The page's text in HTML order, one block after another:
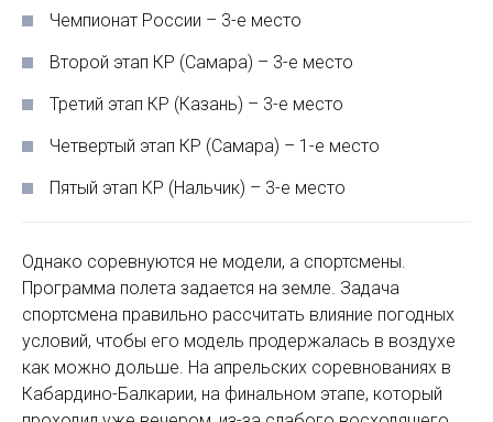
Чемпионат России – 3-е место
Второй этап КР (Самара) – 3-е место
Третий этап КР (Казань) – 3-е место
Четвертый этап КР (Самара) – 1-е место
Пятый этап КР (Нальчик) – 3-е место
Однако соревнуются не модели, а спортсмены.
Программа полета задается на земле. Задача
спортсмена правильно рассчитать влияние погодных
условий, чтобы его модель продержалась в воздухе
как можно дольше. На апрельских соревнованиях в
Кабардино-Балкарии, на финальном этапе, который